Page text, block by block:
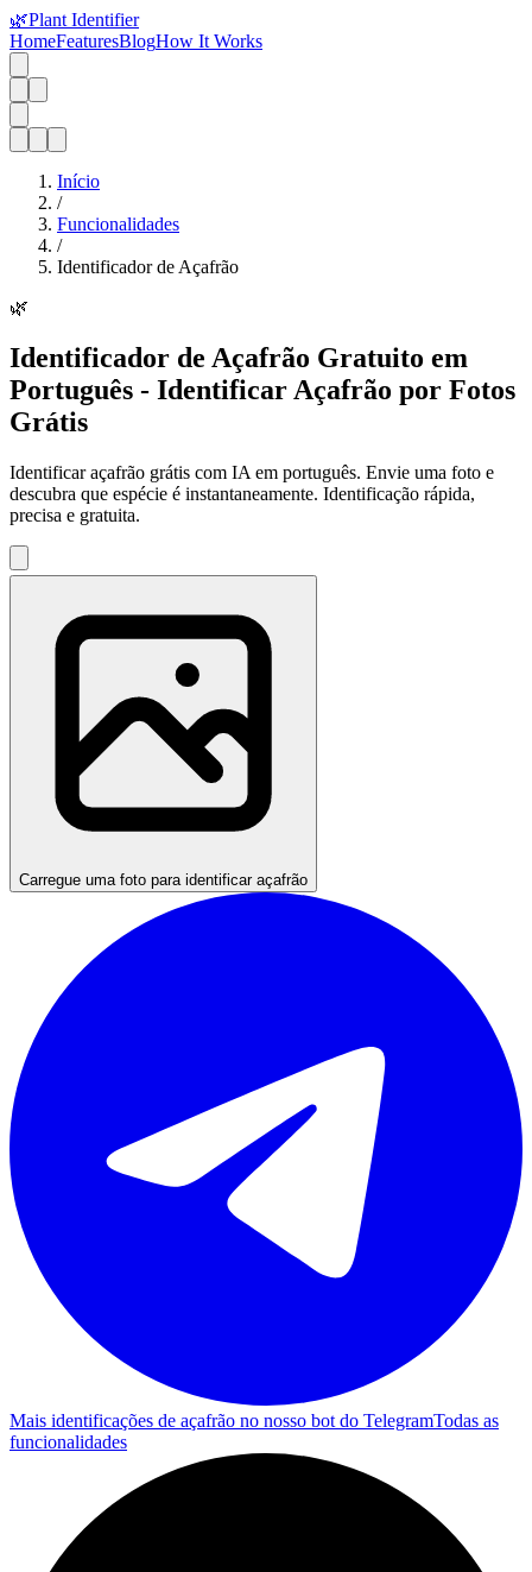
🌿Plant Identifier
HomeFeaturesBlogHow It Works
Início
/
Funcionalidades
/
Identificador de Açafrão
🌿
Identificador de Açafrão Gratuito em
Português - Identificar Açafrão por Fotos
Grátis
Identificar açafrão grátis com IA em português. Envie uma foto e
descubra que espécie é instantaneamente. Identificação rápida,
precisa e gratuita.
Carregue uma foto para identificar açafrão
Mais identificações de açafrão no nosso bot do TelegramTodas as
funcionalidades